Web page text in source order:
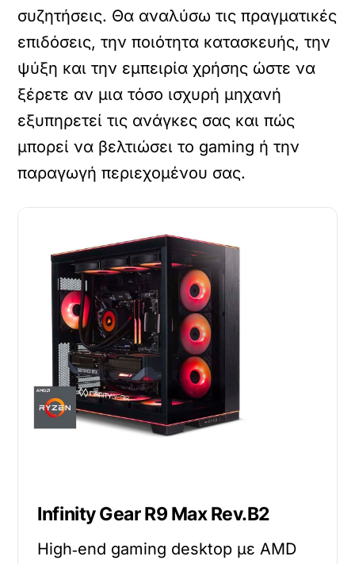
συζητήσεις. Θα αναλύσω τις πραγματικές
επιδόσεις, την ποιότητα κατασκευής, την
ψύξη και την εμπειρία χρήσης ώστε να
ξέρετε αν μια τόσο ισχυρή μηχανή
εξυπηρετεί τις ανάγκες σας και πώς
μπορεί να βελτιώσει το gaming ή την
παραγωγή περιεχομένου σας.
Infinity Gear R9 Max Rev.B2
High‑end gaming desktop με AMD